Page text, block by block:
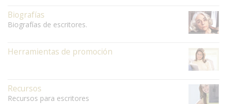
Biografías
Biografías de escritores.
Herramientas de promoción
Recursos
Recursos para escritores